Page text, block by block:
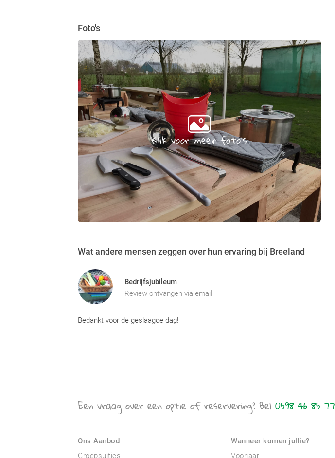
Foto's
Klik voor meer foto's
Wat andere mensen zeggen over hun ervaring bij Breeland
Bedrijfsjubileum
Review ontvangen via email
Bedankt voor de geslaagde dag!
Een vraag over een optie of reservering? Bel 0598 46 85 77
Ons Aanbod
Groepsuitjes
Wanneer komen jullie?
Voorjaar